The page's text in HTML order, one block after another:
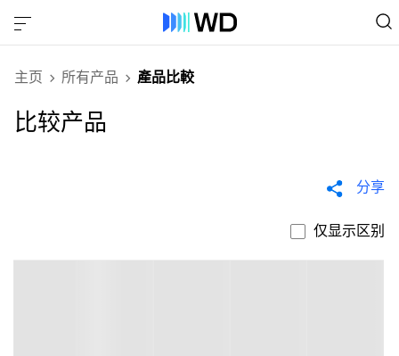
主页 所有产品 產品比較
比较产品
分享
仅显示区别